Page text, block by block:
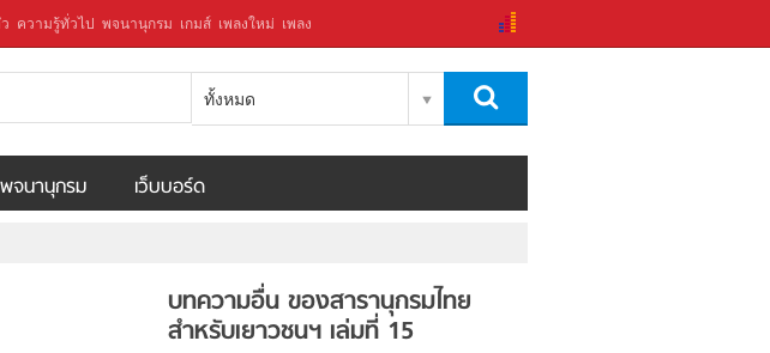
ความรู้ทั่วไป พจนานุกรม เกมส์ เพลงใหม่ เพลง
ทั้งหมด
พจนานุกรม เว็บบอร์ด
บทความอื่น ของสารานุกรมไทย
สำหรับเยาวชนฯ เล่มที่ 15